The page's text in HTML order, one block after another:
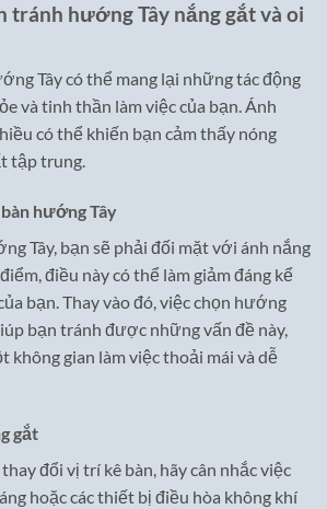
tránh hướng Tây nắng gắt và oi
Tây có thể mang lại những tác động
và tinh thần làm việc của bạn. Ánh
có thể khiến bạn cảm thấy nóng
tập trung.
hướng Tây
Tây, bạn sẽ phải đối mặt với ánh nắng
điều này có thể làm giảm đáng kể
bạn. Thay vào đó, việc chọn hướng
bạn tránh được những vấn đề này,
không gian làm việc thoải mái và dễ
gắt
đổi vị trí kê bàn, hãy cân nhắc việc
hoặc các thiết bị điều hòa không khí